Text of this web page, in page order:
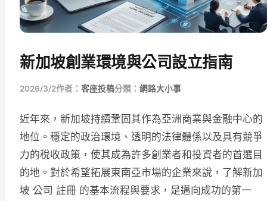
新加坡創業環境與公司設立指南
2026/3/2作者： 客座投稿分類： 網路大小事
近年來，新加坡持續鞏固其作為亞洲商業與金融中心的
地位。穩定的政治環境、透明的法律體係以及具有競爭
力的稅收政策，使其成為許多創業者和投資者的首選目
的地。對於希望拓展東南亞市場的企業來說，了解新加
坡 公司 註冊 的基本流程與要求，是邁向成功的第一